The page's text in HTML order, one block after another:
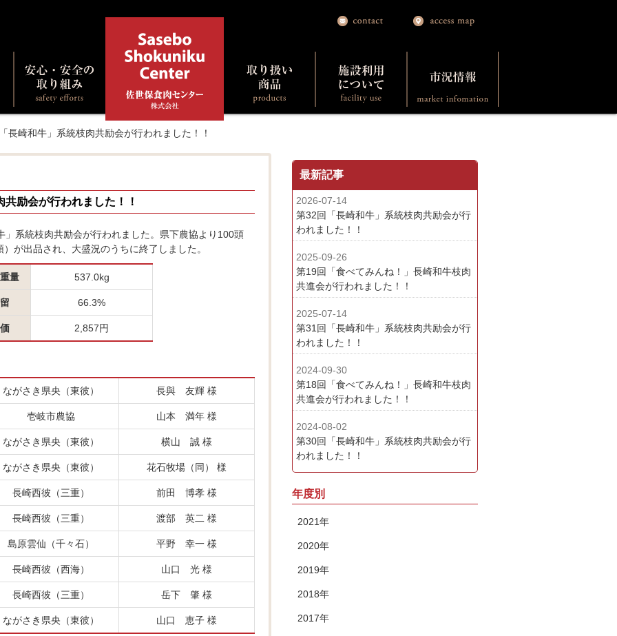
長崎和牛」系統枝肉共励会が行われました！！
励会が行われました！！
系統枝肉共励会が行われました。県下農協より100頭
出品され、大盛況のうちに終了しました。
量 537.0kg
66.3%
2,857円
ながさき県央（東彼） 長與 友輝 様
壱岐市農協 山本 満年 様
ながさき県央（東彼） 横山 誠 様
ながさき県央（東彼） 花石牧場（同） 様
長崎西彼（三重） 前田 博孝 様
長崎西彼（三重） 渡部 英二 様
島原雲仙（千々石） 平野 幸一 様
長崎西彼（西海） 山口 光 様
長崎西彼（三重） 岳下 肇 様
ながさき県央（東彼） 山口 恵子 様
最新記事
2026-07-14
第32回「長崎和牛」系統枝肉共励会が行
われました！！
2025-09-26
第19回「食べてみんね！」長崎和牛枝肉
共進会が行われました！！
2025-07-14
第31回「長崎和牛」系統枝肉共励会が行
われました！！
2024-09-30
第18回「食べてみんね！」長崎和牛枝肉
共進会が行われました！！
2024-08-02
第30回「長崎和牛」系統枝肉共励会が行
われました！！
年度別
2021年
2020年
2019年
2018年
2017年